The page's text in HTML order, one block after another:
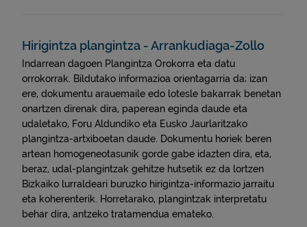
Hirigintza plangintza - Arrankudiaga-Zollo
Indarrean dagoen Plangintza Orokorra eta datu
orrokorrak. Bildutako informazioa orientagarria da; izan
ere, dokumentu arauemaile edo lotesle bakarrak benetan
onartzen direnak dira, paperean eginda daude eta
udaletako, Foru Aldundiko eta Eusko Jaurlaritzako
plangintza-artxiboetan daude. Dokumentu horiek beren
artean homogeneotasunik gorde gabe idazten dira, eta,
beraz, udal-plangintzak gehitze hutsetik ez da lortzen
Bizkaiko lurraldeari buruzko hirigintza-informazio jarraitu
eta koherenterik. Horretarako, plangintzak interpretatu
behar dira, antzeko tratamendua emateko.